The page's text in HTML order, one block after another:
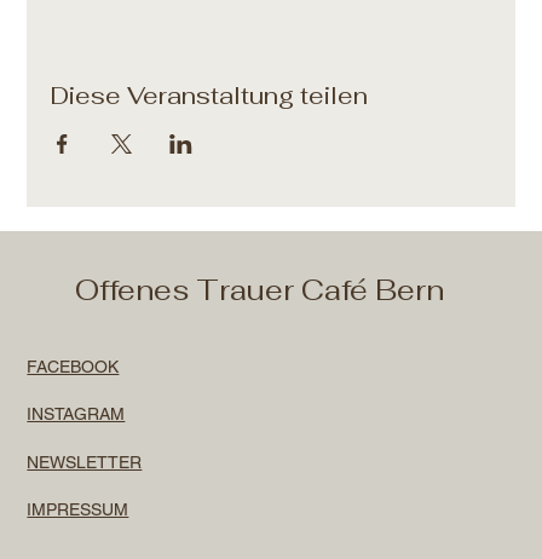
Diese Veranstaltung teilen
Offenes Trauer Café Bern
FACEBOOK
INSTAGRAM
NEWSLETTER
IMPRESSUM